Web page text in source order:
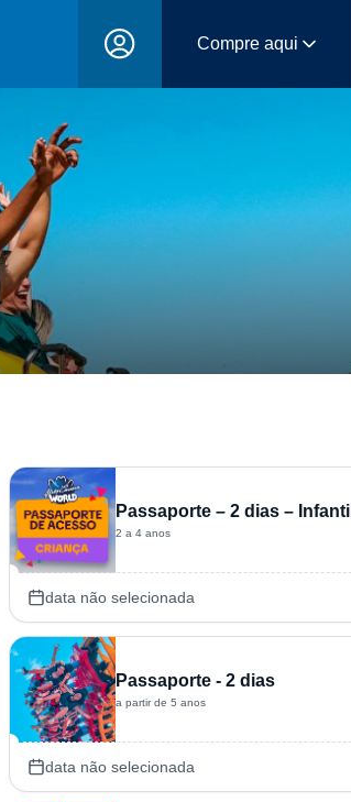
Compre aqui
Passaporte – 2 dias – Infantil
2 a 4 anos
data não selecionada
Passaporte - 2 dias
a partir de 5 anos
data não selecionada